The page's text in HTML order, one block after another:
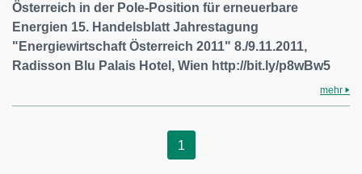
Österreich in der Pole-Position für erneuerbare
Energien 15. Handelsblatt Jahrestagung
"Energiewirtschaft Österreich 2011" 8./9.11.2011,
Radisson Blu Palais Hotel, Wien http://bit.ly/p8wBw5
mehr
1